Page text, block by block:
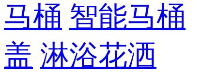
马桶 智能马桶
盖 淋浴花洒